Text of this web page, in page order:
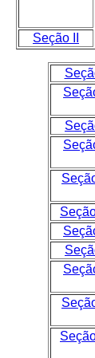
Seção II
Seção
Seção